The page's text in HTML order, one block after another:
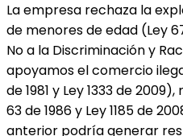
La empresa rechaza la
de menores de edad (Ley
No a la Discriminación y
apoyamos el comercio
de 1981 y Ley 1333 de
63 de 1986 y Ley 1185 de
anterior podría generar